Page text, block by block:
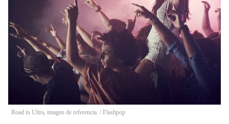
Road to Ultra, imagen de referencia. / Flashpop